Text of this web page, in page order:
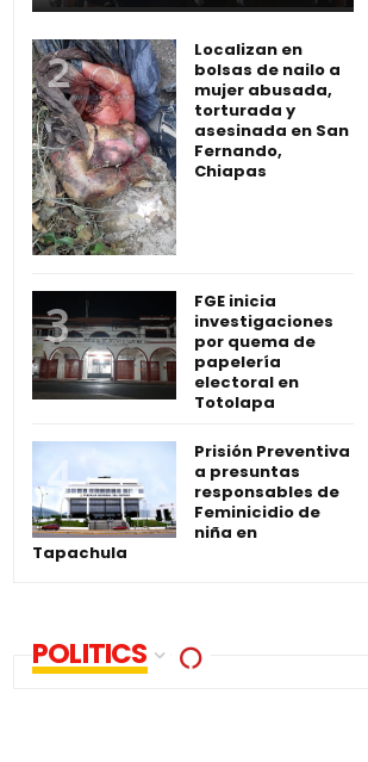
Localizan en
bolsas de nailo a
mujer abusada,
torturada y
asesinada en San
Fernando,
Chiapas
FGE inicia
investigaciones
por quema de
papelería
electoral en
Totolapa
Prisión Preventiva
a presuntas
responsables de
Feminicidio de
niña en
Tapachula
POLITICS